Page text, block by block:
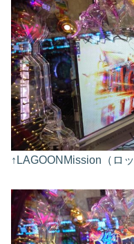
↑LAGOONMission（ロ